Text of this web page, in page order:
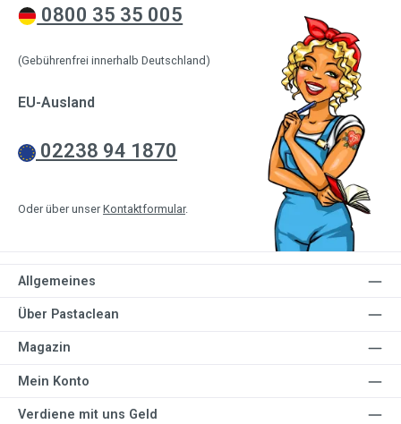
0800 35 35 005
(Gebührenfrei innerhalb Deutschland)
EU-Ausland
02238 94 1870
Oder über unser Kontaktformular.
Allgemeines
Über Pastaclean
Magazin
Mein Konto
Verdiene mit uns Geld